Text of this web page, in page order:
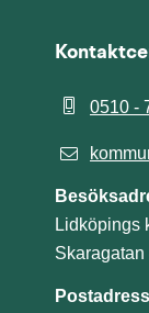
0510 -
Lidköpings
Skaragatan
Postadress